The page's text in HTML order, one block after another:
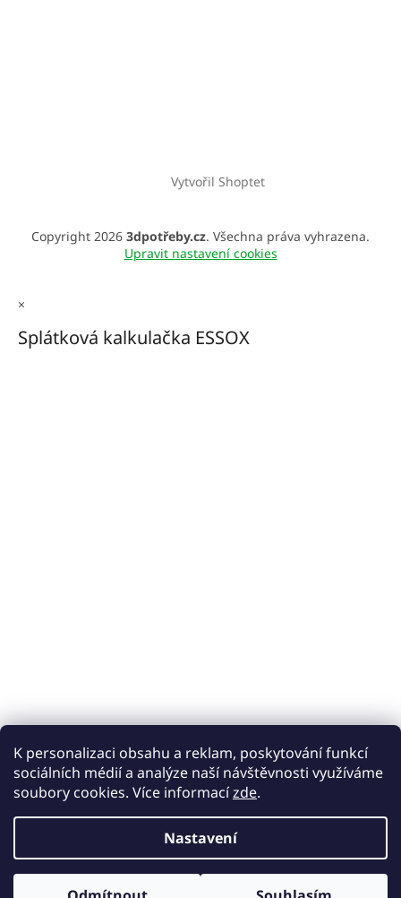
K personalizaci obsahu a reklam, poskytování funkcí
sociálních médií a analýze naší návštěvnosti využíváme
soubory cookies. Více informacízde.
Nastavení
Vytvořil Shoptet
Copyright 2026 3dpotřeby.cz. Všechna práva vyhrazena.
Upravit nastavení cookies
×
Splátková kalkulačka ESSOX